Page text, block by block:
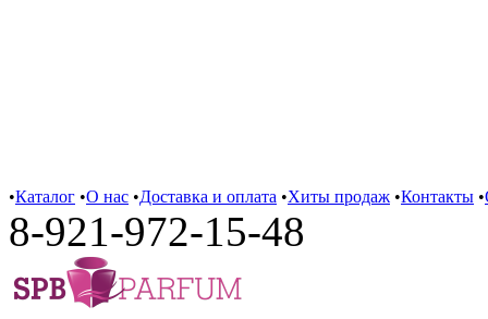
•Каталог •О нас •Доставка и оплата •Хиты продаж •Контакты •
8-921-972-15-48